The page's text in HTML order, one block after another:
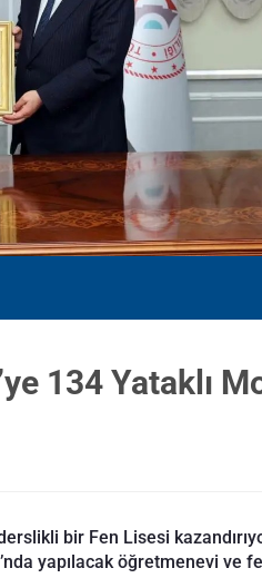
134 Yataklı
bir Fen Lisesi
yapılacak öğretmenevi ve